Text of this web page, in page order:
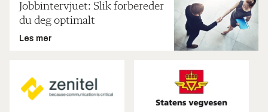
Jobbintervjuet: Slik forbereder
du deg optimalt
Les mer